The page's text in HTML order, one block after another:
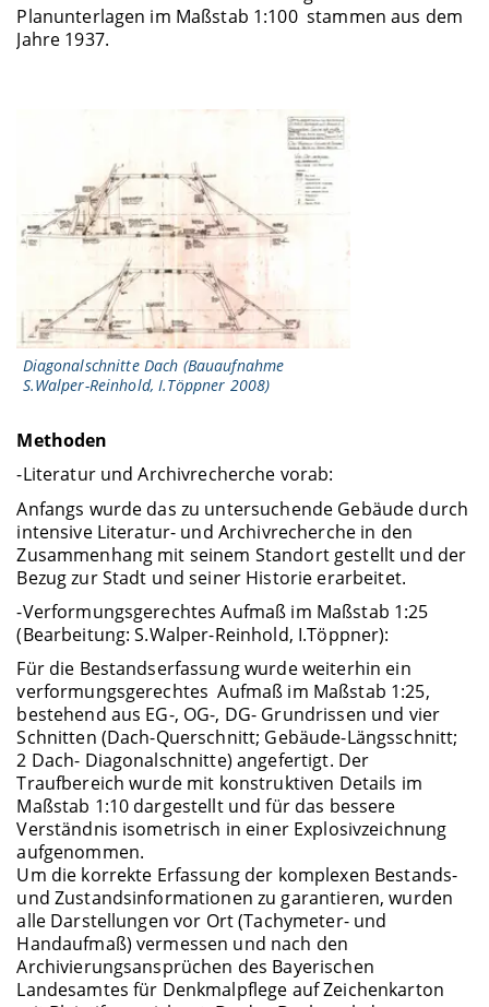
Planunterlagen im Maßstab 1:100 stammen aus dem
Jahre 1937.
Diagonalschnitte Dach (Bauaufnahme
S.Walper-Reinhold, I.Töppner 2008)
Methoden
-Literatur und Archivrecherche vorab:
Anfangs wurde das zu untersuchende Gebäude durch
intensive Literatur- und Archivrecherche in den
Zusammenhang mit seinem Standort gestellt und der
Bezug zur Stadt und seiner Historie erarbeitet.
-Verformungsgerechtes Aufmaß im Maßstab 1:25
(Bearbeitung: S.Walper-Reinhold, I.Töppner):
Für die Bestandserfassung wurde weiterhin ein
verformungsgerechtes Aufmaß im Maßstab 1:25,
bestehend aus EG-, OG-, DG- Grundrissen und vier
Schnitten (Dach-Querschnitt; Gebäude-Längsschnitt;
2 Dach- Diagonalschnitte) angefertigt. Der
Traufbereich wurde mit konstruktiven Details im
Maßstab 1:10 dargestellt und für das bessere
Verständnis isometrisch in einer Explosivzeichnung
aufgenommen.
Um die korrekte Erfassung der komplexen Bestands-
und Zustandsinformationen zu garantieren, wurden
alle Darstellungen vor Ort (Tachymeter- und
Handaufmaß) vermessen und nach den
Archivierungsansprüchen des Bayerischen
Landesamtes für Denkmalpflege auf Zeichenkarton